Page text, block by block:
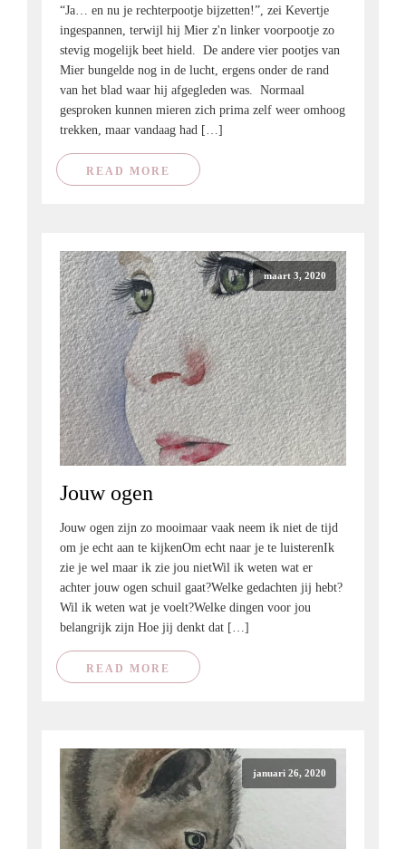
“Ja… en nu je rechterpootje bijzetten!”, zei Kevertje
ingespannen, terwijl hij Mier z'n linker voorpootje zo
stevig mogelijk beet hield. De andere vier pootjes van
Mier bungelde nog in de lucht, ergens onder de rand
van het blad waar hij afgegleden was. Normaal
gesproken kunnen mieren zich prima zelf weer omhoog
trekken, maar vandaag had […]
READ MORE
maart 3, 2020
Jouw ogen
Jouw ogen zijn zo mooimaar vaak neem ik niet de tijd
om je echt aan te kijkenOm echt naar je te luisterenIk
zie je wel maar ik zie jou nietWil ik weten wat er
achter jouw ogen schuil gaat?Welke gedachten jij hebt?
Wil ik weten wat je voelt?Welke dingen voor jou
belangrijk zijn Hoe jij denkt dat […]
READ MORE
januari 26, 2020